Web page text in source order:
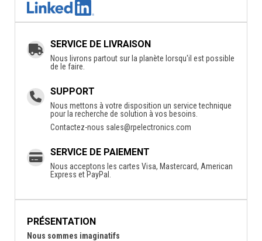
SERVICE DE LIVRAISON
Nous livrons partout sur la planète lorsqu'il est possible
de le faire.
SUPPORT
Nous mettons à votre disposition un service technique
pour la recherche de solution à vos besoins.
Contactez-nous sales@rpelectronics.com
SERVICE DE PAIEMENT
Nous acceptons les cartes Visa, Mastercard, American
Express et PayPal.
PRÉSENTATION
Nous sommes imaginatifs